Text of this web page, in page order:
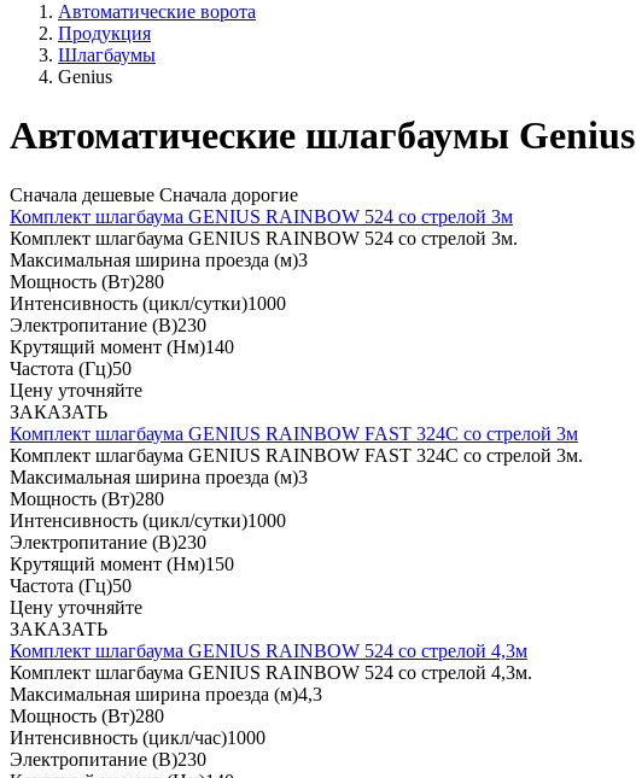
Автоматические ворота
Продукция
Шлагбаумы
Genius
Автоматические шлагбаумы Genius
Сначала дешевые Сначала дорогие
Комплект шлагбаума GENIUS RAINBOW 524 со стрелой 3м
Комплект шлагбаума GENIUS RAINBOW 524 со стрелой 3м.
Максимальная ширина проезда (м)3
Мощность (Вт)280
Интенсивность (цикл/сутки)1000
Электропитание (В)230
Крутящий момент (Нм)140
Частота (Гц)50
Цену уточняйте
ЗАКАЗАТЬ
Комплект шлагбаума GENIUS RAINBOW FAST 324C со стрелой 3м
Комплект шлагбаума GENIUS RAINBOW FAST 324C со стрелой 3м.
Максимальная ширина проезда (м)3
Мощность (Вт)280
Интенсивность (цикл/сутки)1000
Электропитание (В)230
Крутящий момент (Нм)150
Частота (Гц)50
Цену уточняйте
ЗАКАЗАТЬ
Комплект шлагбаума GENIUS RAINBOW 524 со стрелой 4,3м
Комплект шлагбаума GENIUS RAINBOW 524 со стрелой 4,3м.
Максимальная ширина проезда (м)4,3
Мощность (Вт)280
Интенсивность (цикл/час)1000
Электропитание (В)230